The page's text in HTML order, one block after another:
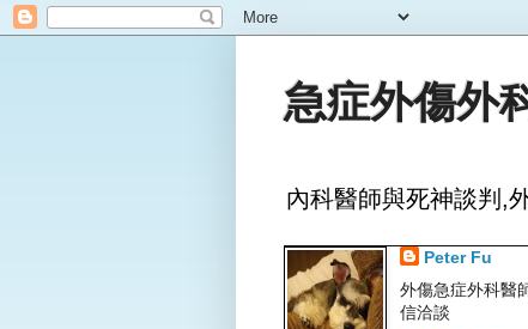
急症外傷外
內科醫師與死神談判,
Peter Fu
外傷急症外科醫
信洽談